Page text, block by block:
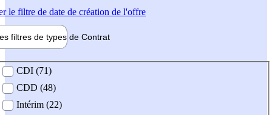
le filtre de date de création de l'offre
filtres de types de Contrat
contrat
CDI (71)
CDD (48)
Intérim (22)